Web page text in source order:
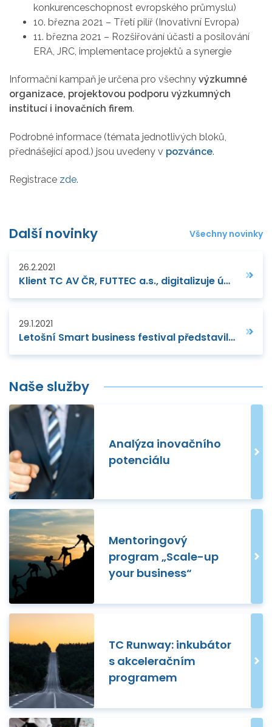
konkurenceschopnost evropského průmyslu)
10. března 2021 – Třetí pilíř (Inovativní Evropa)
11. března 2021 – Rozšiřování účasti a posilování
ERA, JRC, implementace projektů a synergie
Informační kampaň je určena pro všechny výzkumné
organizace, projektovou podporu výzkumných
institucí i inovačních firem.
Podrobné informace (témata jednotlivých bloků,
přednášející apod.) jsou uvedeny v pozvánce.
Registrace zde.
Další novinky Všechny novinky
26.2.2021
Klient TC AV ČR, FUTTEC a.s., digitalizuje údržbu silnic
29.1.2021
Letošní Smart business festival představil české kandidáty na evropská centra pro digitální inovace (EDIH)
Naše služby
Analýza inovačního
potenciálu
Mentoringový
program „Scale-up
your business“
TC Runway: inkubátor
s akceleračním
programem